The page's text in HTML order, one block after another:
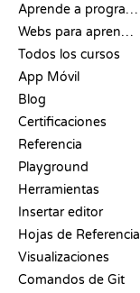
Aprende a programar
Webs para aprender a programar gratis
Todos los cursos
App Móvil
Blog
Certificaciones
Referencia
Playground
Herramientas
Insertar editor
Hojas de Referencia
Visualizaciones
Comandos de Git